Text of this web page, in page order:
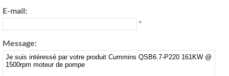
E-mail:
*
Message: